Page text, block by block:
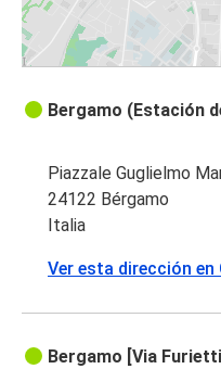
Bergamo (Estación
Piazzale Guglielmo
24122 Bérgamo
Italia
Ver esta dirección en
Bergamo [Via